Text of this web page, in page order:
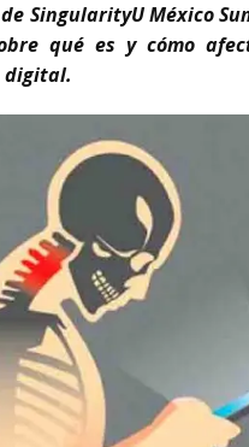
SingularityU México
qué es y cómo
digital.